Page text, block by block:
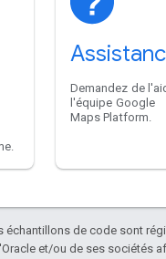
Demandez de
l'équipe Google
Maps Platform.
échantillons de code sont
et/ou de ses sociétés